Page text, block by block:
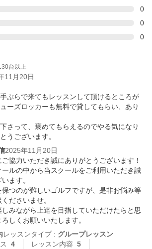
0
0
0
台以上
11月20日
ぶらで来てもレッスンして頂けるところが
ーズロッカーも無料で貸してもらい、あり
さって、褒めてもらえるのでやる気になり
うございます。
2025年11月20日
協力いただき誠にありがとうございます！
ルの中から当スクールをご利用いただき誠
ます。
つのが難しいゴルフですが、是非お悩み等
ださいませ。
しみながら上達を目指していただけたらと思
しくお願いいたします。
レッスンタイプ : グループレッスン
4 レッスン内容 5